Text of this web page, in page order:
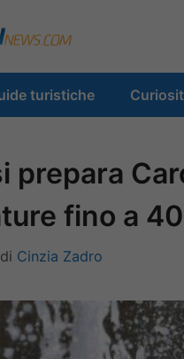
turistiche
prepara
fino a
di Cinzia Zadro